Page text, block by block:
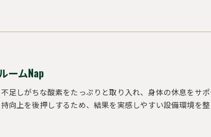
ームNap
足しがちな酸素をたっぷりと取り入れ、身体の休息をサ
向上を後押しするため、結果を実感しやすい設備環境を整